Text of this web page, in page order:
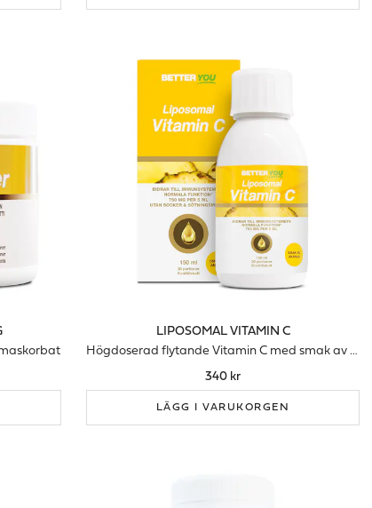
LIPOSOMAL VITAMIN C
Högdoserad flytande Vitamin C med smak av ananas
340 kr
LÄGG I VARUKORGEN